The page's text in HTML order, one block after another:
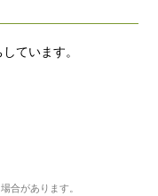
ています。
合があります。